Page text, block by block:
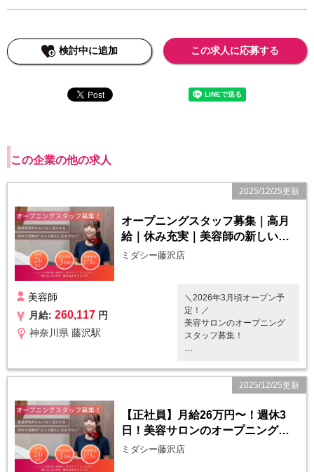
検討中に追加 この求人に応募する
この企業の他の求人
2025/12/25更新
オープニングスタッフ募集｜高月
給｜休み充実｜美容師の新しい働
き方
ミダシー藤沢店
美容師
月給: 260,117 円
神奈川県 藤沢駅
＼2026年3月頃オープン予
定！／
美容サロンのオープニング
スタッフ募集！
「月1回・1時間・1万円」で
身だしなみを完璧にする 男
ロンです。
脱毛・ホワイトニング・眉
毛スタイリング・ネイルケ
アなど 8種類の施術をすべ
2025/12/25更新
【正社員】月給26万円〜！週休3
日！美容サロンのオープニングス
タッフ（美容師免許）
ミダシー藤沢店